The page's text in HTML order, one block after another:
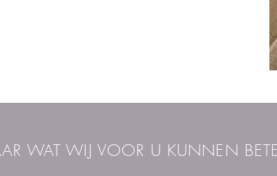
WAT WIJ VOOR U KUNNEN